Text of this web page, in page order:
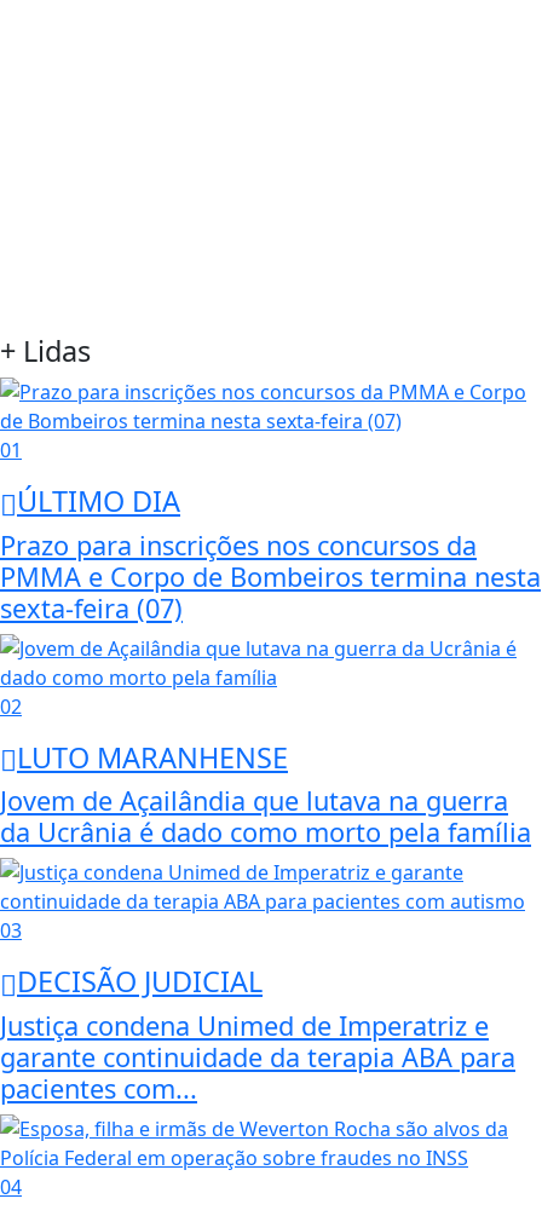
+ Lidas
01
ÚLTIMO DIA
Prazo para inscrições nos concursos da
PMMA e Corpo de Bombeiros termina nesta
sexta-feira (07)
02
LUTO MARANHENSE
Jovem de Açailândia que lutava na guerra
da Ucrânia é dado como morto pela família
03
DECISÃO JUDICIAL
Justiça condena Unimed de Imperatriz e
garante continuidade da terapia ABA para
pacientes com...
04